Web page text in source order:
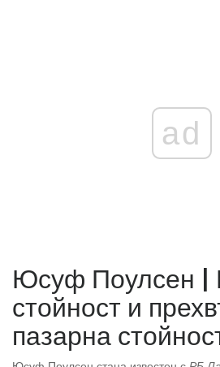
ad
Юсуф Поулсен |
стойност и
пазарна